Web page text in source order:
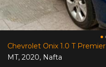
Chevrolet Onix 1.0 T Premier
MT, 2020, Nafta